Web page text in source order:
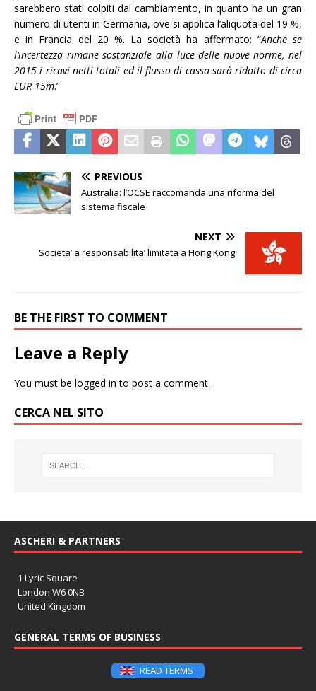
sarebbero stati colpiti dal cambiamento, in quanto ha un gran
numero di utenti in Germania, ove si applica l’aliquota del 19 %,
e in Francia del 20 %. La società ha affermato: “Anche se
l’incertezza rimane sostanziale alla luce delle nuove norme, nel
2015 i ricavi netti totali ed il flusso di cassa sarà ridotto di circa
EUR 15m.”
PREVIOUS
Australia: l’OCSE raccomanda una riforma del
sistema fiscale
NEXT
Societa’ a responsabilita’ limitata a Hong Kong
BE THE FIRST TO COMMENT
Leave a Reply
You must be logged in to post a comment.
CERCA NEL SITO
ASCHERI & PARTNERS
1 Lyric Square
London W6 0NB
United Kingdom
GENERAL TERMS OF BUSINESS
READ TERMS